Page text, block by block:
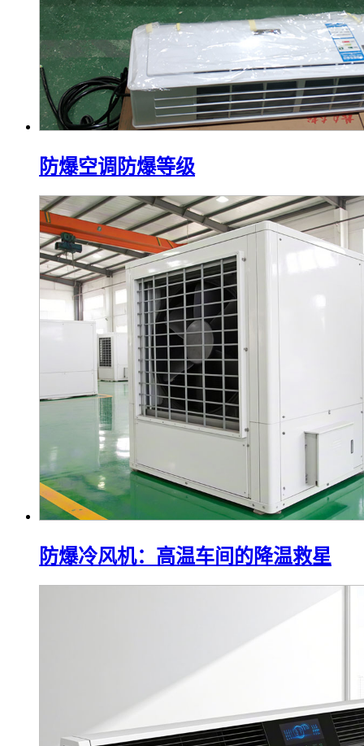
防爆空调防爆等级
防爆冷风机：高温车间的降温救星